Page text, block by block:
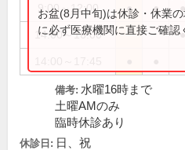
9:00～12:00 ● ● ●
14:00～16:00 ●
お盆(8月中旬)は休診・休業
に必ず医療機関に直接ご確認
備考: 水曜16時まで
土曜AMのみ
臨時休診あり
休診日: 日、祝